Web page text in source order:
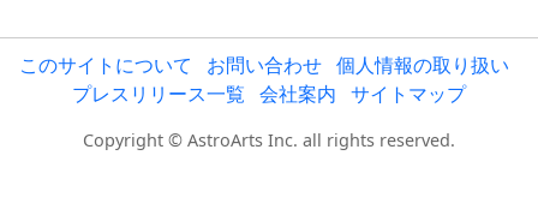
このサイトについて お問い合わせ 個人情報の取り扱い
プレスリリース一覧 会社案内 サイトマップ
Copyright © AstroArts Inc. all rights reserved.